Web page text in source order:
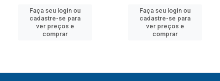
Faça seu login ou
cadastre-se para
ver preços e
comprar
Faça seu login ou
cadastre-se para
ver preços e
comprar